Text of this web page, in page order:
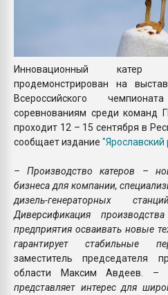
Инновационный катер
продемонстрирован на
Всероссийского
соревнованиям среди команд
проходит 12 – 15 сентября в
сообщает издание "Ярославский
– Производство катеров –
бизнеса для компании,
дизель-генераторных
Диверсификация
предприятия осваивать новые
гарантирует стабильные
заместитель председателя
области Максим Авдеев. –
представляет интерес для